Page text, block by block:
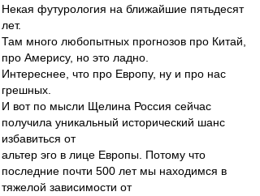
Некая футурология на ближайшие пятьдесят
лет.
Там много любопытных прогнозов про Китай,
про Амерису, но это ладно.
Интереснее, что про Европу, ну и про нас
грешных.
И вот по мысли Щелина Россия сейчас
получила уникальный исторический шанс
избавиться от
альтер эго в лице Европы. Потому что
последние почти 500 лет мы находимся в
тяжелой зависимости от